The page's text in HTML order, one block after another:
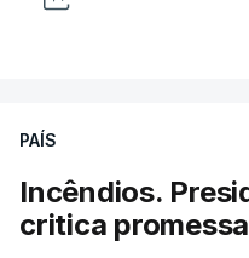
PAÍS
Incêndios.
critica